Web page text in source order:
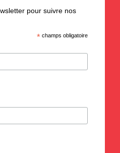
pour suivre nos
* champs obligatoire